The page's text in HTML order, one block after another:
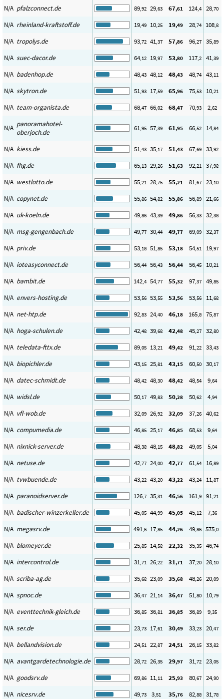
N/A pfalzconnect.de 89,92 29,63 67,61 124,4 28,70
N/A rheinland-kraftstoff.de 19,49 10,25 19,49 28,74 108,8
N/A tropolys.de 93,72 41,37 57,86 96,27 35,89
N/A suec-dacor.de 64,12 19,97 53,80 117,2 41,39
N/A badenhop.de 48,43 48,12 48,43 48,74 43,11
N/A skytron.de 51,93 17,59 65,96 75,53 10,21
N/A team-organista.de 68,47 66,02 68,47 70,93 2,62
N/A panoramahotel-
oberjoch.de
61,95 57,39 61,95 66,52 14,84
N/A kiess.de 51,43 35,17 51,43 67,69 33,92
N/A fhg.de 65,13 29,26 51,63 92,21 37,98
N/A westlotto.de 55,21 28,75 55,21 81,67 23,10
N/A copynet.de 55,86 54,82 55,86 56,89 21,66
N/A uk-koeln.de 49,86 43,39 49,86 56,33 32,38
N/A msg-gengenbach.de 49,77 30,44 49,77 69,09 32,37
N/A priv.de 53,18 51,85 53,18 54,51 19,97
N/A ioteasyconnect.de 56,44 56,43 56,44 56,45 10,21
N/A bambit.de 142,4 54,77 55,32 97,37 49,85
N/A envers-hosting.de 53,56 53,55 53,56 53,56 11,68
N/A net-htp.de 92,83 24,40 46,18 165,8 75,87
N/A hoga-schulen.de 42,48 39,68 42,48 45,27 32,80
N/A teledata-fttx.de 89,05 13,21 49,42 91,22 33,43
N/A biopichler.de 43,15 25,81 43,15 60,50 30,17
N/A datec-schmidt.de 48,42 48,30 48,42 48,54 9,64
N/A widsl.de 50,17 49,83 50,28 50,62 4,94
N/A vfl-wob.de 32,09 26,92 32,09 37,26 40,62
N/A compumedia.de 46,85 25,17 46,85 68,53 9,64
N/A nixnick-server.de 48,38 48,15 48,82 49,05 5,04
N/A netuse.de 42,77 24,00 42,77 61,54 16,89
N/A tvwbuende.de 43,22 43,20 43,22 43,24 11,87
N/A paranoidserver.de 126,7 35,31 46,56 161,9 91,21
N/A badischer-winzerkeller.de 45,05 44,99 45,05 45,12 7,36
N/A megasrv.de 491,6 17,85 44,26 49,86 575,0
N/A blomeyer.de 25,85 14,58 22,32 35,35 46,74
N/A intercontrol.de 31,71 26,22 31,71 37,20 28,10
N/A scriba-ag.de 35,68 23,09 35,68 48,26 20,09
N/A spnoc.de 36,47 21,14 36,47 51,80 10,79
N/A eventtechnik-gleich.de 36,85 36,81 36,85 36,89 9,35
N/A ser.de 23,73 17,61 30,49 33,23 20,47
N/A bellandvision.de 24,51 22,87 24,51 26,15 33,82
N/A avantgardetechnologie.de 28,72 26,35 29,97 31,72 23,05
N/A goodsrv.de 69,86 11,11 25,93 80,67 24,90
N/A nicesrv.de 49,73 3,51 35,76 82,88 31,78